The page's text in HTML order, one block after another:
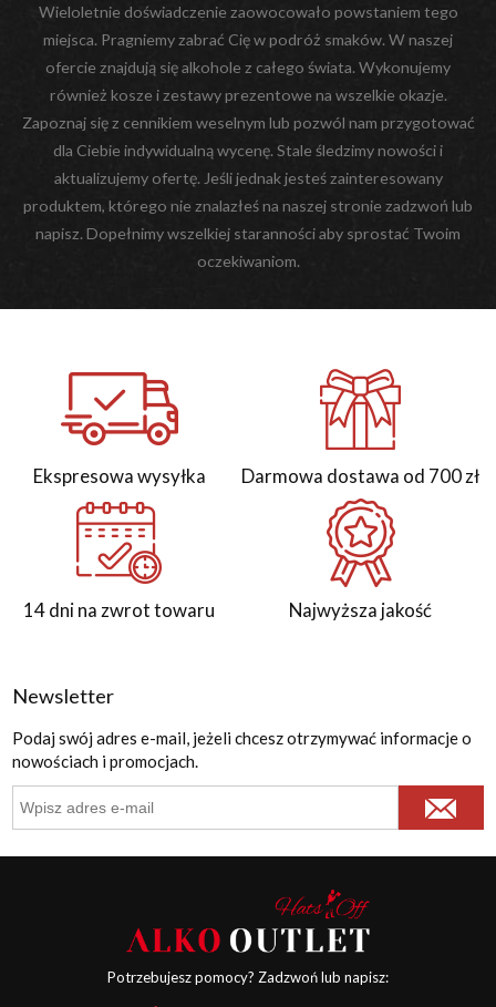
Wieloletnie doświadczenie zaowocowało powstaniem tego
miejsca. Pragniemy zabrać Cię w podróż smaków. W naszej
ofercie znajdują się alkohole z całego świata. Wykonujemy
również kosze i zestawy prezentowe na wszelkie okazje.
Zapoznaj się z cennikiem weselnym lub pozwól nam przygotować
dla Ciebie indywidualną wycenę. Stale śledzimy nowości i
aktualizujemy ofertę. Jeśli jednak jesteś zainteresowany
produktem, którego nie znalazłeś na naszej stronie zadzwoń lub
napisz. Dopełnimy wszelkiej staranności aby sprostać Twoim
oczekiwaniom.
Ekspresowa wysyłka Darmowa dostawa od 700 zł
14 dni na zwrot towaru Najwyższa jakość
Newsletter
Podaj swój adres e-mail, jeżeli chcesz otrzymywać informacje o
nowościach i promocjach.
Potrzebujesz pomocy? Zadzwoń lub napisz: